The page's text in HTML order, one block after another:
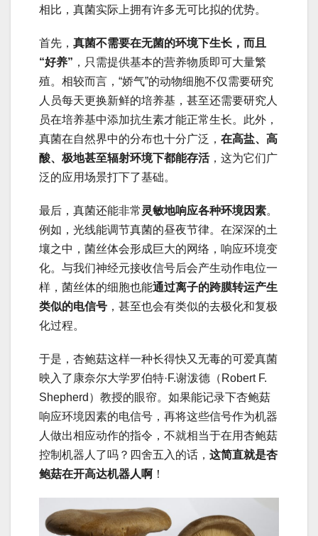
相比，真菌实际上拥有许多无可比拟的优势。
首先， 真菌不需要在无菌的环境下生长，而且
“好养” ，只需提供基本的营养物质即可大量繁
殖。相较而言，“娇气”的动物细胞不仅需要研究
人员每天更换新鲜的培养基，甚至还需要研究人
员在培养基中添加抗生素才能正常生长。此外，
真菌在自然界中的分布也十分广泛， 在高盐、高
酸、极地甚至辐射环境下都能存活，这为它们广
泛的应用场景打下了基础。
最后，真菌还能非常 灵敏地响应各种环境因素。
例如，光线能调节真菌的昼夜节律。在深深的土
壤之中，菌丝体会形成巨大的网络，响应环境变
化。与我们神经元接收信号后会产生动作电位一
样，菌丝体的细胞也能通过离子的跨膜转运产生
类似的电信号 ，甚至也会有类似的去极化和复极
化过程。
于是，杏鲍菇这样一种长得快又无毒的可爱真菌
映入了康奈尔大学罗伯特·F.谢泼德（Robert F.
Shepherd）教授的眼帘。如果能记录下杏鲍菇
响应环境因素的电信号，再将这些信号作为机器
人做出相应动作的指令，不就相当于在用杏鲍菇
控制机器人了吗？四舍五入的话， 这简直就是杏
鲍菇在开高达机器人啊 ！